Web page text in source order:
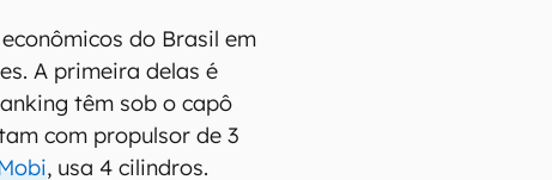
do Brasil em
A primeira delas é
têm sob o capô
com propulsor de 3
, usa 4 cilindros.